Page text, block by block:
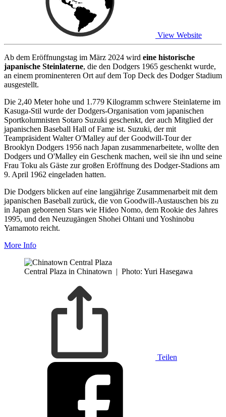
View Website
Ab dem Eröffnungstag im März 2024 wird eine historische
japanische Steinlaterne, die den Dodgers 1965 geschenkt wurde,
an einem prominenteren Ort auf dem Top Deck des Dodger Stadium
ausgestellt.
Die 2,40 Meter hohe und 1.779 Kilogramm schwere Steinlaterne im
Kasuga-Stil wurde der Dodgers-Organisation vom japanischen
Sportkolumnisten Sotaro Suzuki geschenkt, der auch Mitglied der
japanischen Baseball Hall of Fame ist. Suzuki, der mit
Teampräsident Walter O'Malley auf der Goodwill-Tour der
Brooklyn Dodgers 1956 nach Japan zusammenarbeitete, wollte den
Dodgers und O'Malley ein Geschenk machen, weil sie ihn und seine
Frau Toku als Gäste zur großen Eröffnung des Dodger-Stadions am
9. April 1962 eingeladen hatten.
Die Dodgers blicken auf eine langjährige Zusammenarbeit mit dem
japanischen Baseball zurück, die von Goodwill-Austauschen bis zu
in Japan geborenen Stars wie Hideo Nomo, dem Rookie des Jahres
1995, und den Neuzugängen Shohei Ohtani und Yoshinobu
Yamamoto reicht.
More Info
Central Plaza in Chinatown | Photo: Yuri Hasegawa
Teilen